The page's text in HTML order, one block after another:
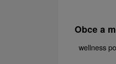
Obce a
wellness